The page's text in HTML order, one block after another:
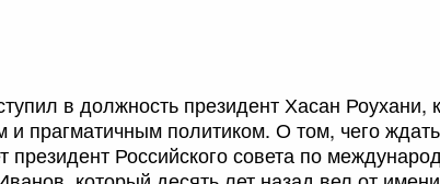
в должность президент Хасан Роухани,
прагматичным политиком. О том, чего
президент Российского совета по